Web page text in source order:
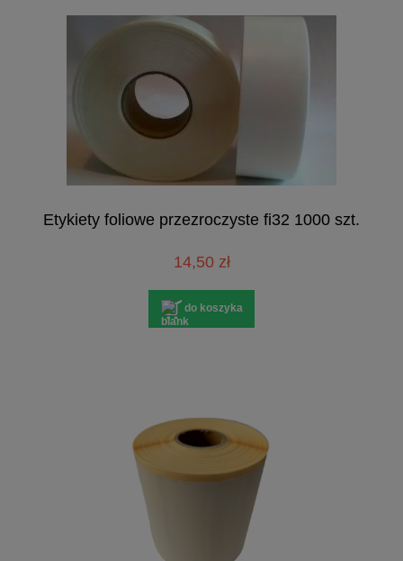
Etykiety foliowe przezroczyste fi32 1000 szt.
14,50 zł
do koszyka